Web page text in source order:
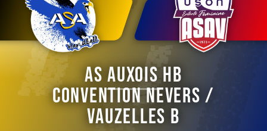
AS Auxois HB
Convention Nevers /
Vauzelles B